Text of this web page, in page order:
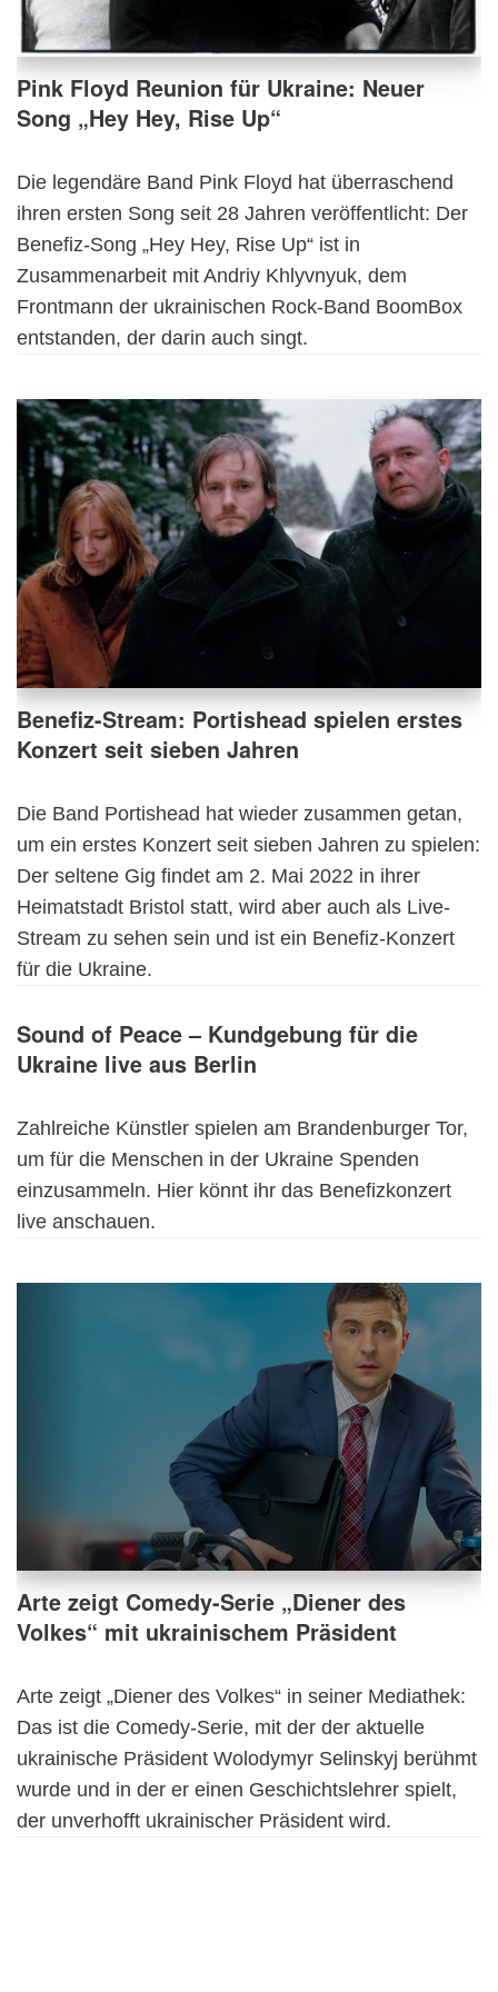
Pink Floyd Reunion für Ukraine: Neuer
Song „Hey Hey, Rise Up“
Die legendäre Band Pink Floyd hat überraschend
ihren ersten Song seit 28 Jahren veröffentlicht: Der
Benefiz-Song „Hey Hey, Rise Up“ ist in
Zusammenarbeit mit Andriy Khlyvnyuk, dem
Frontmann der ukrainischen Rock-Band BoomBox
entstanden, der darin auch singt.
Benefiz-Stream: Portishead spielen erstes
Konzert seit sieben Jahren
Die Band Portishead hat wieder zusammen getan,
um ein erstes Konzert seit sieben Jahren zu spielen:
Der seltene Gig findet am 2. Mai 2022 in ihrer
Heimatstadt Bristol statt, wird aber auch als Live-
Stream zu sehen sein und ist ein Benefiz-Konzert
für die Ukraine.
Sound of Peace – Kundgebung für die
Ukraine live aus Berlin
Zahlreiche Künstler spielen am Brandenburger Tor,
um für die Menschen in der Ukraine Spenden
einzusammeln. Hier könnt ihr das Benefizkonzert
live anschauen.
Arte zeigt Comedy-Serie „Diener des
Volkes“ mit ukrainischem Präsident
Arte zeigt „Diener des Volkes“ in seiner Mediathek:
Das ist die Comedy-Serie, mit der der aktuelle
ukrainische Präsident Wolodymyr Selinskyj berühmt
wurde und in der er einen Geschichtslehrer spielt,
der unverhofft ukrainischer Präsident wird.